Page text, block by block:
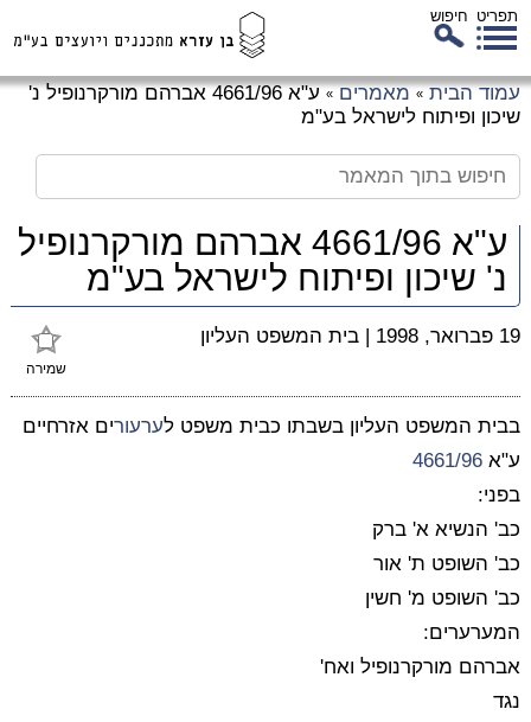
תפריט חיפוש
עמוד הבית » מאמרים »
ע"א 4661/96 אברהם מורקרנופיל נ'
שיכון ופיתוח לישראל בע"מ
ע"א 4661/96 אברהם מורקרנופיל
נ' שיכון ופיתוח לישראל בע"מ
שמירה
19 פברואר, 1998 | בית המשפט העליון
בבית המשפט העליון בשבתו כבית משפט לערעורים אזרחיים
ע"א 4661/96
בפני:
כב' הנשיא א' ברק
כב' השופט ת' אור
כב' השופט מ' חשין
המערערים:
אברהם מורקרנופיל ואח'
נגד